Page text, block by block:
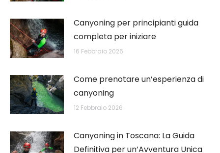
Canyoning per principianti guida
completa per iniziare
16 Febbraio 2026
Come prenotare un’esperienza di
canyoning
12 Febbraio 2026
Canyoning in Toscana: La Guida
Definitiva per un’Avventura Unica